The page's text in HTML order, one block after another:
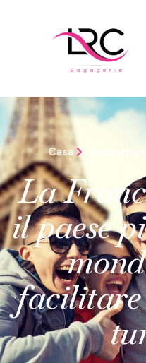
Casa
La
il paese